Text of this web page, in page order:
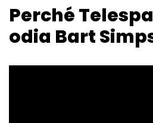
Perché
odia Bart